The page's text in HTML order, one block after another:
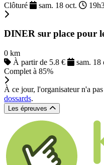
Clôturé
sam. 18 oct.
DINER sur place pour
0 km
À partir de 5.8 €
sam. 18
Complet à 85%
À ce jour, l'organisateur n'a
dossards.
Les épreuves